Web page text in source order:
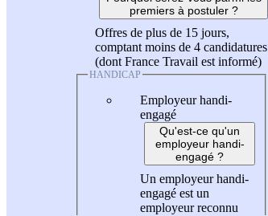
premiers à postuler ?
Offres de plus de 15 jours,
comptant moins de 4 candidatures
(dont France Travail est informé)
HANDICAP
Employeur handi-
engagé
Qu'est-ce qu'un
employeur handi-
engagé ?
Un employeur handi-
engagé est un
employeur reconnu